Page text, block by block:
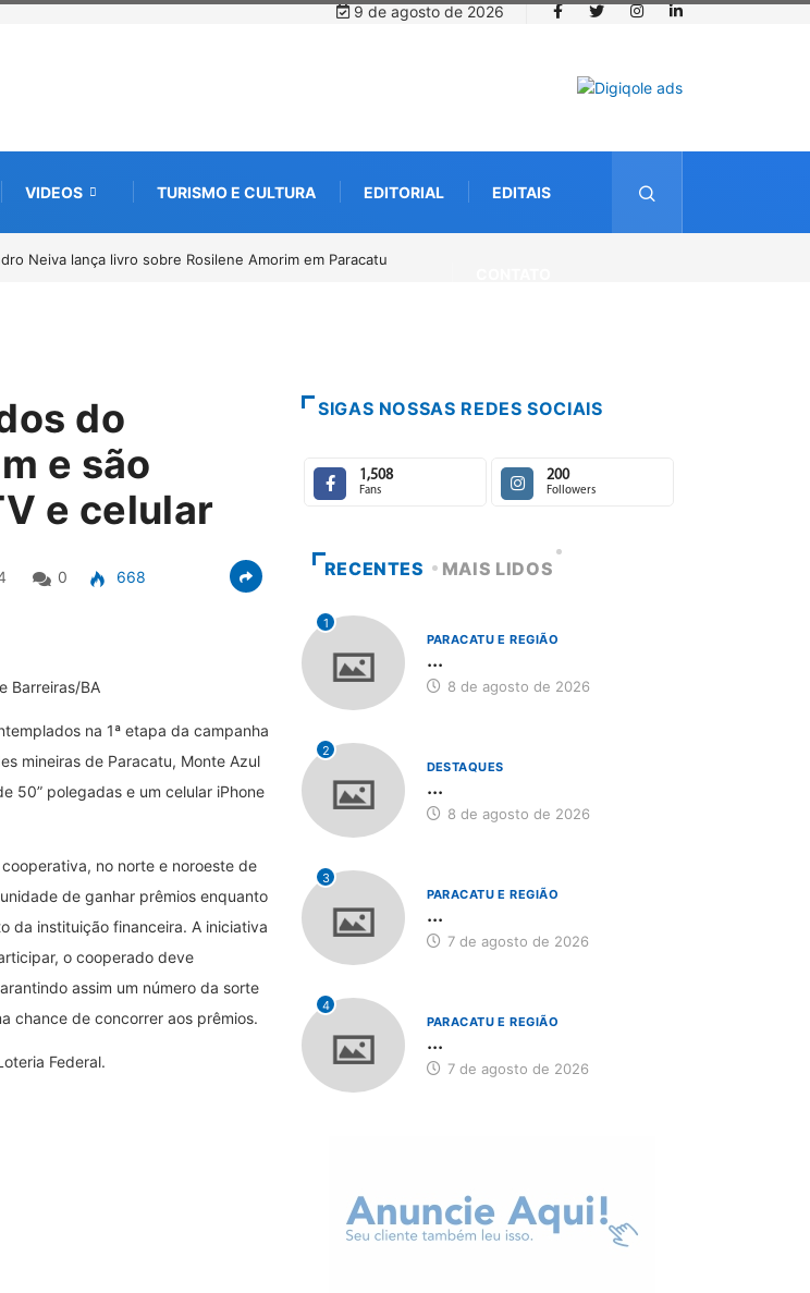
9 de agosto de 2026
VIDEOS TURISMO E CULTURA EDITORIAL EDITAIS
para o Prêmio de Redação e Desenho até o dia 14 de agosto
do
e são
e celular
0 668
Barreiras/BA
na 1ª etapa da campanha
mineiras de Paracatu, Monte Azul
50” polegadas e um celular iPhone
no norte e noroeste de
de ganhar prêmios enquanto
da instituição financeira. A iniciativa
o cooperado deve
assim um número da sorte
chance de concorrer aos prêmios.
Federal.
SIGAS NOSSAS REDES SOCIAIS
1,508
Fans
200
Followers
RECENTES MAIS LIDOS
1
PARACATU E REGIÃO
...
8 de agosto de 2026
2
DESTAQUES
...
8 de agosto de 2026
3
PARACATU E REGIÃO
...
7 de agosto de 2026
4
PARACATU E REGIÃO
...
7 de agosto de 2026